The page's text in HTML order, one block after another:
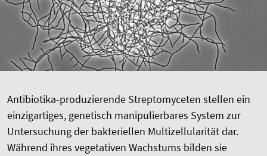
Antibiotika-produzierende Streptomyceten stellen ein
einzigartiges, genetisch manipulierbares System zur
Untersuchung der bakteriellen Multizellularität dar.
Während ihres vegetativen Wachstums bilden sie